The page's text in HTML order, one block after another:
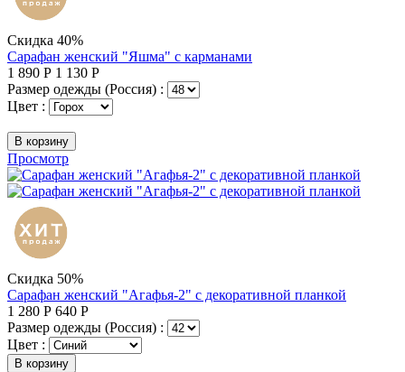
Скидка 40%
Сарафан женский "Яшма" с карманами
1 890 Р 1 130 Р
Размер одежды (Россия) :
Цвет :
В корзину
Просмотр
Скидка 50%
Сарафан женский "Агафья-2" с декоративной планкой
1 280 Р 640 Р
Размер одежды (Россия) :
Цвет :
В корзину